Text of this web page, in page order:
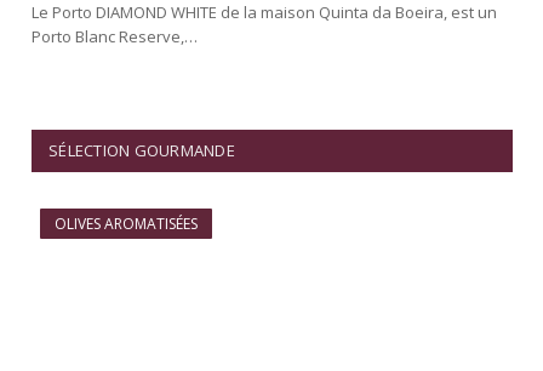
Le Porto DIAMOND WHITE de la maison Quinta da Boeira, est un
Porto Blanc Reserve,…
SÉLECTION GOURMANDE
OLIVES AROMATISÉES